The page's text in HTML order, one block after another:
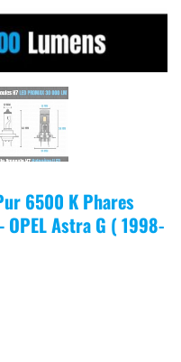
6500 K Phares
OPEL Astra G ( 1998-